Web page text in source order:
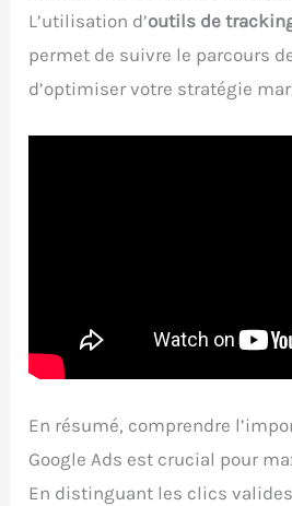
L’utilisation d’outils de
permet de suivre le parcours
d’optimiser votre stratégie
En résumé, comprendre
Google Ads est crucial pour
En distinguant les clics